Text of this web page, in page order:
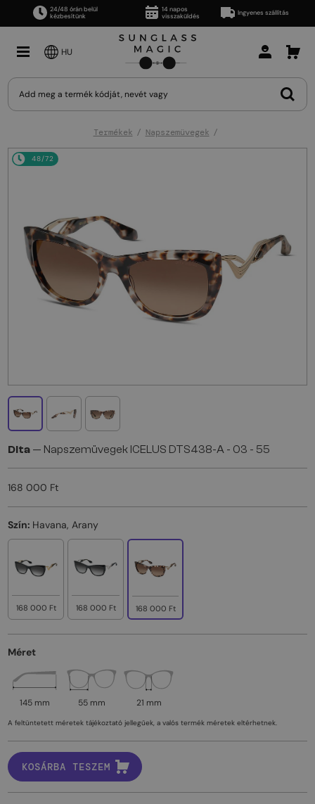
24/48 órán belül
kézbesítünk
14 napos
visszaküldés
Ingyenes szállítás
HU
Termékek Napszemüvegek
48/72
Dita — Napszemüvegek ICELUS DTS438-A - 03 - 55
168 000 Ft
Szín: Havana, Arany
168 000 Ft 168 000 Ft 168 000 Ft
Méret
145 mm 55 mm 21 mm
A feltüntetett méretek tájékoztató jellegűek, a valós termék méretek eltérhetnek.
KOSÁRBA TESZEM